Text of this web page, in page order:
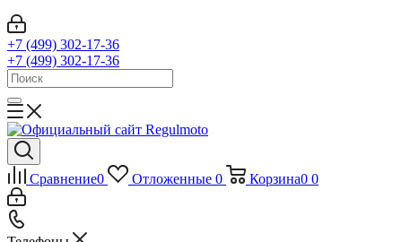
+7 (499) 302-17-36
+7 (499) 302-17-36
Сравнение0 Отложенные 0 Корзина0 0